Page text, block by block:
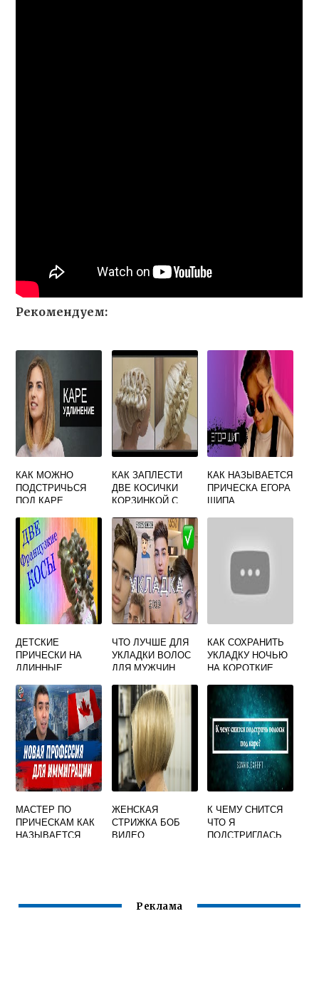
Рекомендуем:
КАК МОЖНО
ПОДСТРИЧЬСЯ
ПОД КАРЕ
КАК ЗАПЛЕСТИ
ДВЕ КОСИЧКИ
КОРЗИНКОЙ С
КАК НАЗЫВАЕТСЯ
ПРИЧЕСКА ЕГОРА
ШИПА
ДЕТСКИЕ
ПРИЧЕСКИ НА
ДЛИННЫЕ
ДОМАШНИХ
УСЛОВИЯХ
ЧТО ЛУЧШЕ ДЛЯ
УКЛАДКИ ВОЛОС
ДЛЯ МУЖЧИН
КАК СОХРАНИТЬ
УКЛАДКУ НОЧЬЮ
НА КОРОТКИЕ
МАСТЕР ПО
ПРИЧЕСКАМ КАК
НАЗЫВАЕТСЯ
ЖЕНСКАЯ
СТРИЖКА БОБ
ВИДЕО
К ЧЕМУ СНИТСЯ
ЧТО Я
ПОДСТРИГЛАСЬ
Реклама